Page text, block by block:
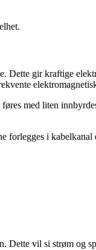
Dette gir kraftige
med liten
i
Dette vil si strøm og